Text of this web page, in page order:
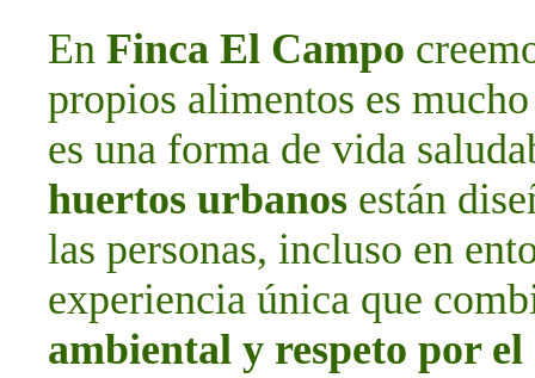
En Finca El Campo
propios alimentos es
es una forma de vida
huertos urbanos están
las personas, incluso en
experiencia única que
ambiental y respeto por